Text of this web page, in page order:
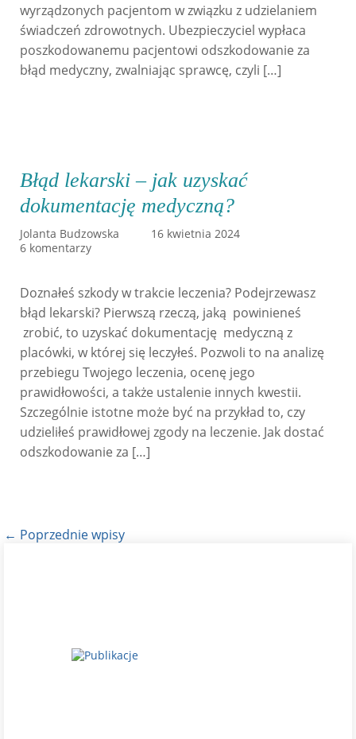
wyrządzonych pacjentom w związku z udzielaniem
świadczeń zdrowotnych. Ubezpieczyciel wypłaca
poszkodowanemu pacjentowi odszkodowanie za
błąd medyczny, zwalniając sprawcę, czyli […]
Błąd lekarski – jak uzyskać
dokumentację medyczną?
Jolanta Budzowska
16 kwietnia 2024
6 komentarzy
Doznałeś szkody w trakcie leczenia? Podejrzewasz
błąd lekarski? Pierwszą rzeczą, jaką powinieneś
zrobić, to uzyskać dokumentację medyczną z
placówki, w której się leczyłeś. Pozwoli to na analizę
przebiegu Twojego leczenia, ocenę jego
prawidłowości, a także ustalenie innych kwestii.
Szczególnie istotne może być na przykład to, czy
udzieliłeś prawidłowej zgody na leczenie. Jak dostać
odszkodowanie za […]
← Poprzednie wpisy